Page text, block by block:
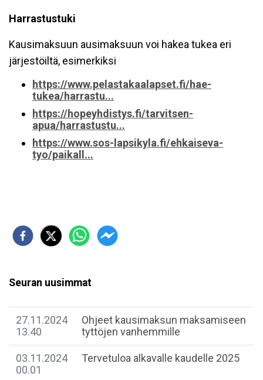
Harrastustuki
Kausimaksuun ausimaksuun voi hakea tukea eri
järjestöiltä, esimerkiksi
https://www.pelastakaalapset.fi/hae-
tukea/harrastu...
https://hopeyhdistys.fi/tarvitsen-
apua/harrastustu...
https://www.sos-lapsikyla.fi/ehkaiseva-
tyo/paikall...
Seuran uusimmat
27.11.2024
13.40
Ohjeet kausimaksun maksamiseen
tyttöjen vanhemmille
03.11.2024
00.01
Tervetuloa alkavalle kaudelle 2025